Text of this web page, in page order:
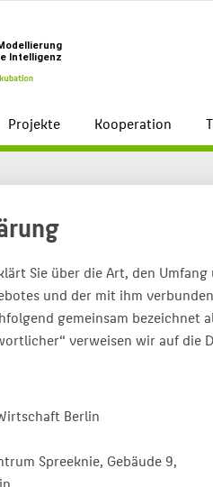
Projekte Kooperation
Sie über die Art, den
und der mit ihm
gemeinsam
verweisen wir auf
Berlin
Spreeknie, Gebäude 9,